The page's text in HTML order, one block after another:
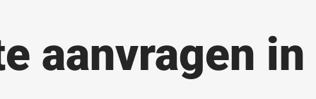
aanvragen in